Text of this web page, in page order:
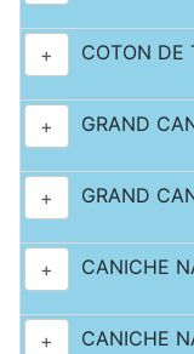
+ COTON
+ GRAND
+ GRAND
+ CANICHE
+ CANICHE